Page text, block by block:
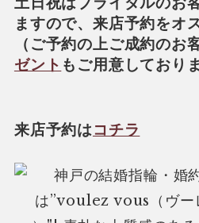
ますので、来店予約をオ
（ご予約の上ご成約のお
ゼント もご用意しており
来店予約はコチラ